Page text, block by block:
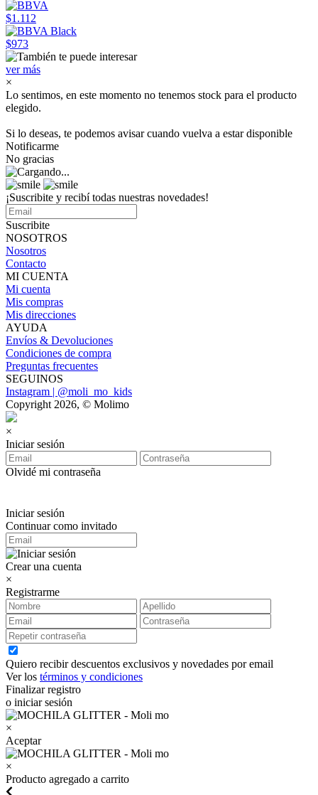
$1.112
$973
ver más
×
Lo sentimos, en este momento no tenemos stock para el producto
elegido.
Si lo deseas, te podemos avisar cuando vuelva a estar disponible
Notificarme
No gracias
¡Suscribite y recibí todas nuestras novedades!
Suscribite
NOSOTROS
Nosotros
Contacto
MI CUENTA
Mi cuenta
Mis compras
Mis direcciones
AYUDA
Envíos & Devoluciones
Condiciones de compra
Preguntas frecuentes
SEGUINOS
Instagram | @moli_mo_kids
Copyright 2026, © Molimo
×
Iniciar sesión
Olvidé mi contraseña
Iniciar sesión
Continuar como invitado
Crear una cuenta
×
Registrarme
Quiero recibir descuentos exclusivos y novedades por email
Ver los términos y condiciones
Finalizar registro
o iniciar sesión
×
Aceptar
×
Producto agregado a carrito